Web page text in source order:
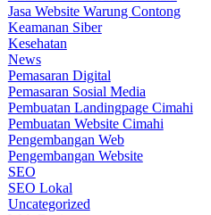
Jasa Website Warung Contong
Keamanan Siber
Kesehatan
News
Pemasaran Digital
Pemasaran Sosial Media
Pembuatan Landingpage Cimahi
Pembuatan Website Cimahi
Pengembangan Web
Pengembangan Website
SEO
SEO Lokal
Uncategorized